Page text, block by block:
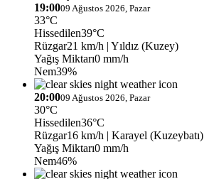
19:0009 Ağustos 2026, Pazar
33°C
Hissedilen39°C
Rüzgar21 km/h | Yıldız (Kuzey)
Yağış Miktarı0 mm/h
Nem39%
20:0009 Ağustos 2026, Pazar
30°C
Hissedilen36°C
Rüzgar16 km/h | Karayel (Kuzeybatı)
Yağış Miktarı0 mm/h
Nem46%